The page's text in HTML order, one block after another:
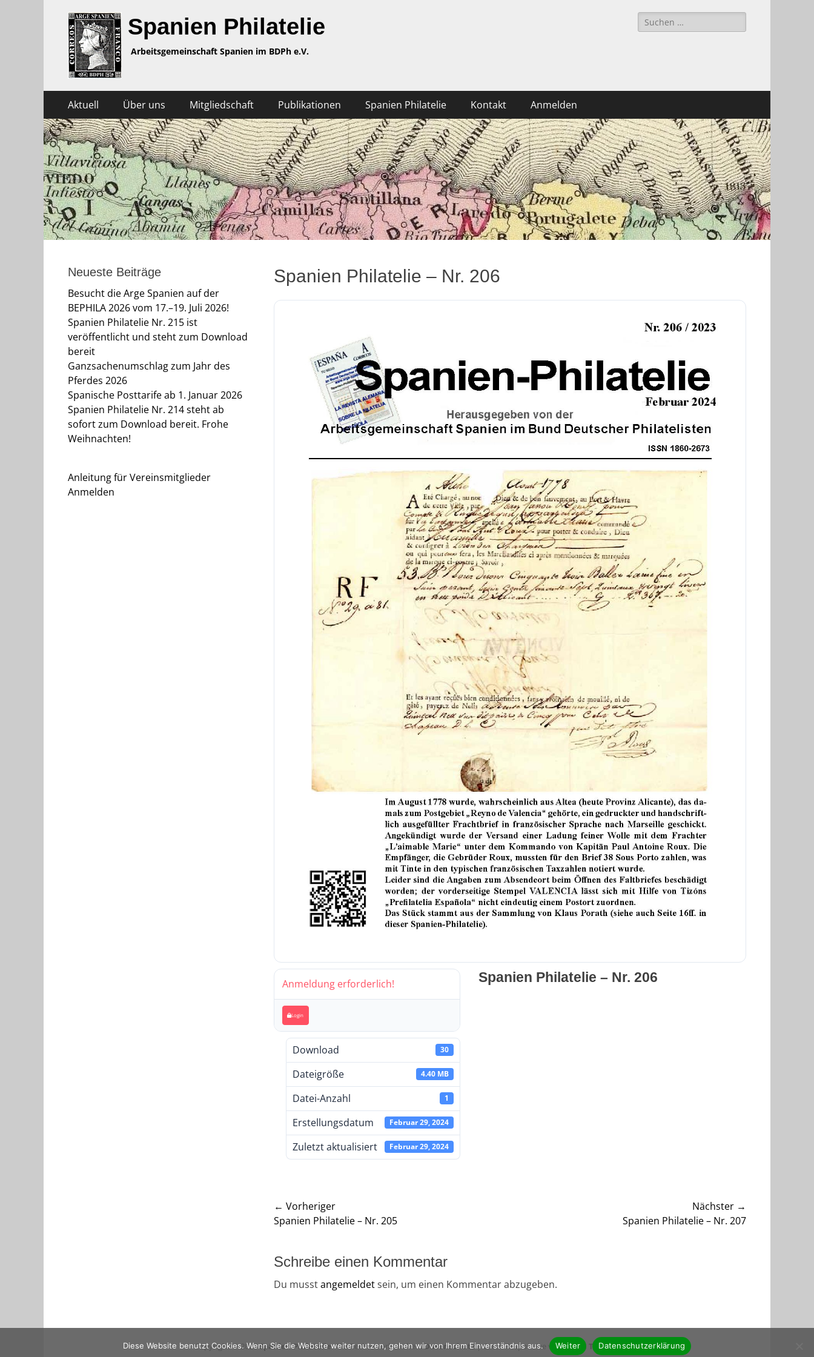
Spanien Philatelie
Arbeitsgemeinschaft Spanien im BDPh e.V.
Suchen
nach:
Primäres
Menü
Zum
Inhalt
springen
Aktuell Über uns Mitgliedschaft Publikationen Spanien Philatelie Kontakt Anmelden
Spanien Philatelie – Nr. 206
Anmeldung erforderlich!
Login
Download 30
Dateigröße 4.40 MB
Datei-Anzahl 1
Erstellungsdatum Februar 29, 2024
Zuletzt aktualisiert Februar 29, 2024
Spanien Philatelie – Nr. 206
Beitragsnavigation
← Vorheriger
Vorheriger
Spanien Philatelie – Nr. 205
Nächster →
Spanien Philatelie – Nr. 207
Schreibe einen Kommentar
Du musstangemeldetsein, um einen Kommentar abzugeben.
Neueste Beiträge
Besucht die Arge Spanien auf der
BEPHILA 2026 vom 17.–19. Juli 2026!
Spanien Philatelie Nr. 215 ist
veröffentlicht und steht zum Download
bereit
Ganzsachenumschlag zum Jahr des
Pferdes 2026
Spanische Posttarife ab 1. Januar 2026
Spanien Philatelie Nr. 214 steht ab
sofort zum Download bereit. Frohe
Weihnachten!
Anleitung für Vereinsmitglieder
Anmelden
Copyright © 2026Spanien Philatelie. Alle Rechte vorbehalten.Datenschutz| Catch Responsive vonCatch Themes
Diese Website benutzt Cookies. Wenn Sie die Website weiter nutzen, gehen wir von Ihrem Einverständnis aus. Weiter Datenschutzerklärung